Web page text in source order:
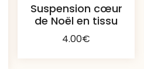
Suspension cœur
de Noël en tissu
4.00€